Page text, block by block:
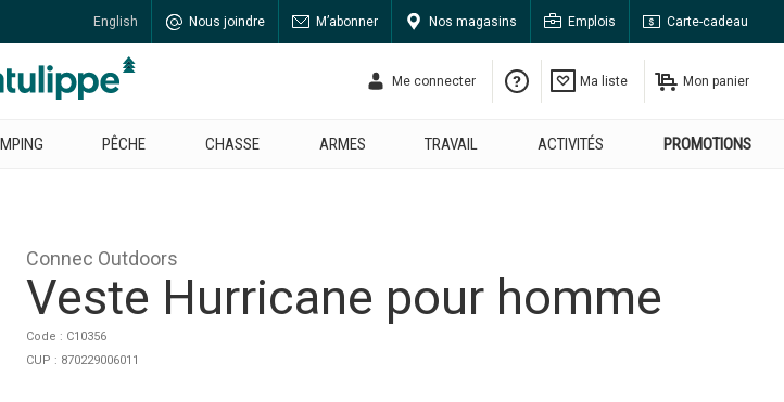
English Nous joindre M’abonner Nos magasins Emplois Carte-cadeau
Me connecter Ma liste Mon panier
PÊCHE CHASSE ARMES TRAVAIL ACTIVITÉS PROMOTIONS
Connec Outdoors
Veste Hurricane pour homme
Code : C10356
CUP : 870229006011